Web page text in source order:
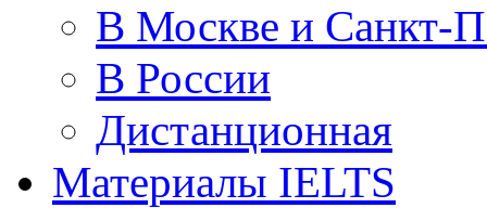
В Москве и Санкт-
В России
Дистанционная
Материалы IELTS